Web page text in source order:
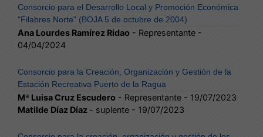
Consorcio para el Desarrollo Local y Promoción Económica
"Filabres Norte" (BOJA 5 de octubre de 2004)
Ana Lourdes Ramírez Ridao - Representante -
04/04/2024
Consorcio para la Creación, Organización y Gestión de la
Estación Recreativa Puerto de la Ragua
Mª Luisa Cruz Escudero - Representante - 19/07/2023
Matilde Díaz Díaz - suplente - 19/07/2023